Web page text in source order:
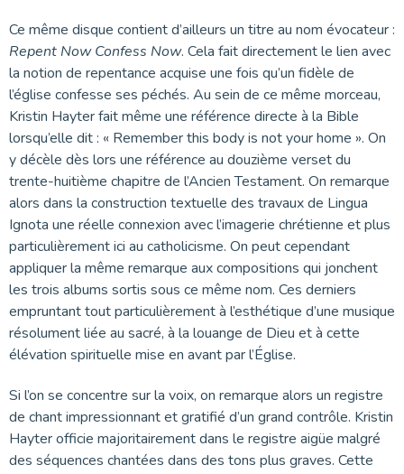
Ce même disque contient d’ailleurs un titre au nom évocateur :
Repent Now Confess Now. Cela fait directement le lien avec
la notion de repentance acquise une fois qu’un fidèle de
l’église confesse ses péchés. Au sein de ce même morceau,
Kristin Hayter fait même une référence directe à la Bible
lorsqu’elle dit : « Remember this body is not your home ». On
y décèle dès lors une référence au douzième verset du
trente-huitième chapitre de l’Ancien Testament. On remarque
alors dans la construction textuelle des travaux de Lingua
Ignota une réelle connexion avec l’imagerie chrétienne et plus
particulièrement ici au catholicisme. On peut cependant
appliquer la même remarque aux compositions qui jonchent
les trois albums sortis sous ce même nom. Ces derniers
empruntant tout particulièrement à l’esthétique d’une musique
résolument liée au sacré, à la louange de Dieu et à cette
élévation spirituelle mise en avant par l’Église.
Si l’on se concentre sur la voix, on remarque alors un registre
de chant impressionnant et gratifié d’un grand contrôle. Kristin
Hayter officie majoritairement dans le registre aigüe malgré
des séquences chantées dans des tons plus graves. Cette